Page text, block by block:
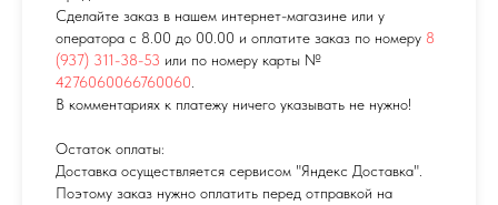
Сделайте заказ в нашем интернет-магазине или у
оператора с 8.00 до 00.00 и оплатите заказ по номеру 8
(937) 311-38-53 или по номеру карты №
4276060066760060
В комментариях к платежу ничего указывать не нужно!
Остаток оплаты:
Доставка осуществляется сервисом "Яндекс Доставка".
Поэтому заказ нужно оплатить перед отправкой на